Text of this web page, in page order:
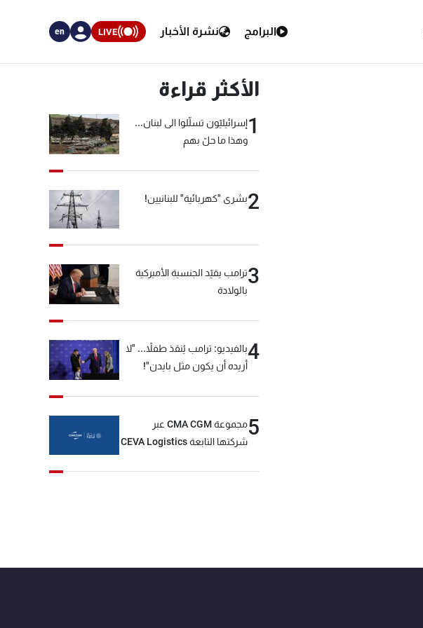
البرامج نشرة الأخبار LIVE
en
الأكثر قراءة
1إسرائيليّون تسلّلوا الى لبنان...
وهذا ما حلّ بهم
2بشرى "كهربائية" للبنانيين!
3ترامب يقيّد الجنسية الأميركية
بالولادة
4بالفيديو: ترامب يُنقذ طفلاً... "لا
أريده أن يكون مثل بايدن"!
5
مجموعة CMA CGM عبر
شركتها التابعة CEVA Logistics